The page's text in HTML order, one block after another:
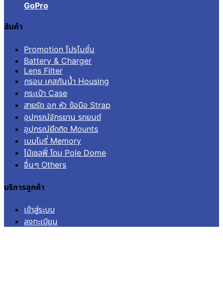
GoPro
สินค้า
Promotion โปรโมชั่น
Battery & Charger
Lens Filter
กรอบ เคสกันน้ำ Housing
กระเป๋า Case
สายรัด อก หัว ข้อมือ Strap
อุปกรณ์จักรยาน รถยนต์
อุปกรณ์ยึดติด Mounts
เมมโมรี่ Memory
ไม้เซลฟี่ โดม Pole Dome
อื่นๆ Others
บริการลูกค้า
เข้าสู่ระบบ
ลงทะเบียน